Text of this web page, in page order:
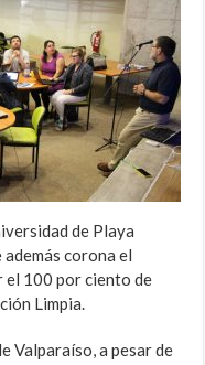
de Playa
corona el
100 por ciento de
Limpia.
Valparaíso, a pesar de